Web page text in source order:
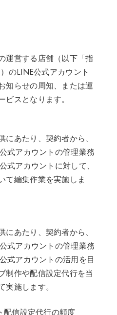
運営する店舗（以下「指
のLINE公式アカウント
知らせの周知、または運
スとなります。
あたり、契約者から、
式アカウントの管理業務
式アカウントに対して、
て編集作業を実施しま
あたり、契約者から、
式アカウントの管理業務
式アカウントの活用を目
制作や配信設定代行を当
施します。
配信設定代行の頻度